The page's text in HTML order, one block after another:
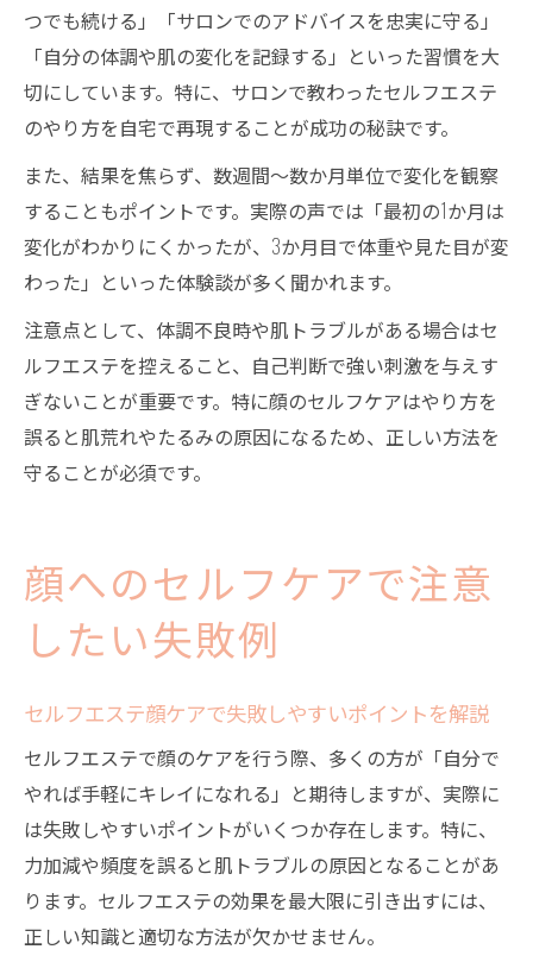
つでも続ける」「サロンでのアドバイスを忠実に守る」
「自分の体調や肌の変化を記録する」といった習慣を大
切にしています。特に、サロンで教わったセルフエステ
のやり方を自宅で再現することが成功の秘訣です。
また、結果を焦らず、数週間～数か月単位で変化を観察
することもポイントです。実際の声では「最初の1か月は
変化がわかりにくかったが、3か月目で体重や見た目が変
わった」といった体験談が多く聞かれます。
注意点として、体調不良時や肌トラブルがある場合はセ
ルフエステを控えること、自己判断で強い刺激を与えす
ぎないことが重要です。特に顔のセルフケアはやり方を
誤ると肌荒れやたるみの原因になるため、正しい方法を
守ることが必須です。
顔へのセルフケアで注意
したい失敗例
セルフエステ顔ケアで失敗しやすいポイントを解説
セルフエステで顔のケアを行う際、多くの方が「自分で
やれば手軽にキレイになれる」と期待しますが、実際に
は失敗しやすいポイントがいくつか存在します。特に、
力加減や頻度を誤ると肌トラブルの原因となることがあ
ります。セルフエステの効果を最大限に引き出すには、
正しい知識と適切な方法が欠かせません。